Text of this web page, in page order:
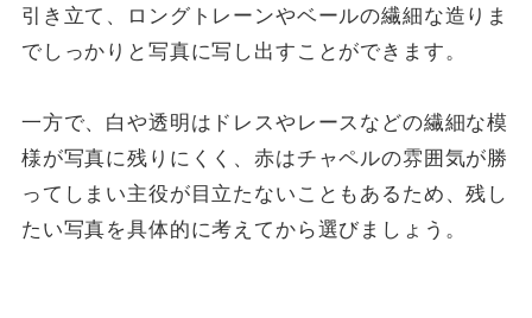
引き立て、ロングトレーンやベールの繊細な造りま
でしっかりと写真に写し出すことができます。
一方で、白や透明はドレスやレースなどの繊細な模
様が写真に残りにくく、赤はチャペルの雰囲気が勝
ってしまい主役が目立たないこともあるため、残し
たい写真を具体的に考えてから選びましょう。